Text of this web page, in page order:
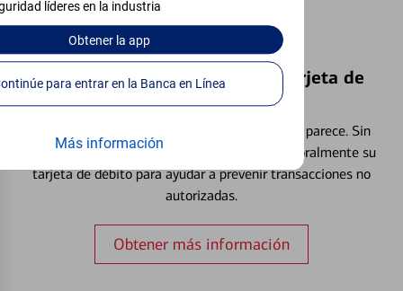
líderes en la industria
Obtenerla app
Continúe para entrar en la Banca en Línea
Más información
Bloquear y Desbloquear una Tarjeta de
Débito⁴
Extraviar una tarjeta es más común de lo que parece. Sin
embargo, puede bloquear y desbloquear temporalmente su
tarjeta de débito para ayudar a prevenir transacciones no
autorizadas.
Obtener más información